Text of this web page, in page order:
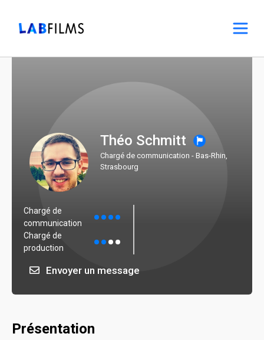
Théo Schmitt
Chargé de communication - Bas-Rhin,
Strasbourg
Chargé de
communication
Chargé de
production
Envoyer un message
Présentation